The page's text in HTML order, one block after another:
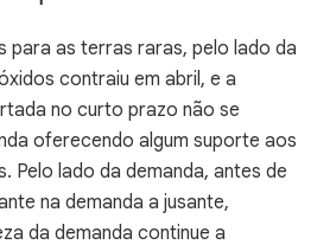
para as terras raras, pelo lado da
contraiu em abril, e a
no curto prazo não se
oferecendo algum suporte aos
Pelo lado da demanda, antes de
na demanda a jusante,
da demanda continue a